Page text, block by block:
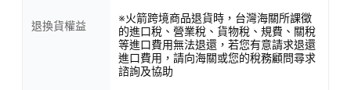
退換貨權益
※火箭跨境商品退貨時，台灣海關所課徵
的進口稅、營業稅、貨物稅、規費、關稅
等進口費用無法退還，若您有意請求退還
進口費用，請向海關或您的稅務顧問尋求
諮詢及協助